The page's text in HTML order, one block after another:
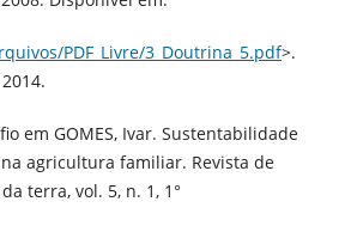
PDF_Livre/3_Doutrina_5.pdf>.
em GOMES, Ivar. Sustentabilidade
agricultura familiar. Revista de
terra, vol. 5, n. 1, 1°